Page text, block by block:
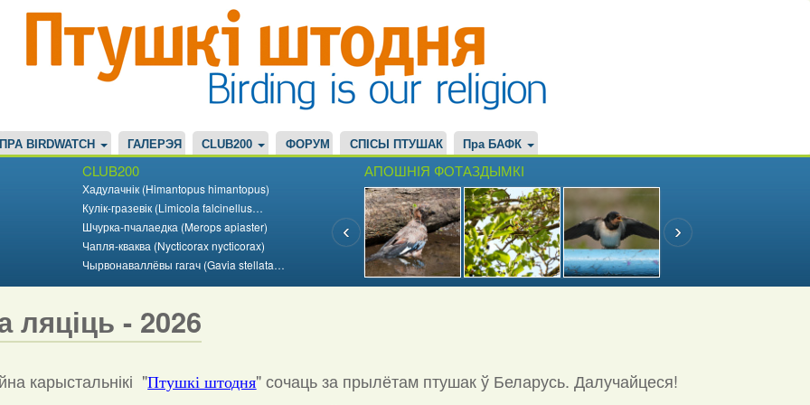
ПРА BIRDWATCH ГАЛЕРЭЯ CLUB200 ФОРУМ СПІСЫ ПТУШАК Пра БАФК
CLUB200
Хадулачнік (Himantopus himantopus)
Кулік-гразевік (Limicola falcinellus…
Шчурка-пчалаедка (Merops apiaster)
Чапля-кваква (Nycticorax nycticorax)
Чырвонаваллёвы гагач (Gavia stellata…
АПОШНІЯ ФОТАЗДЫМКІ
ляціць - 2026
карыстальнікі "Птушкі штодня" сочаць за прылётам птушак ў Беларусь. Далучайцеся!